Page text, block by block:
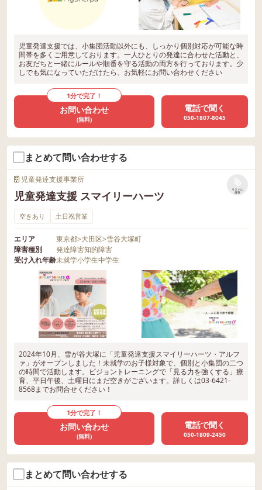
児童発達支援では、小集団活動以外にも、しっかり個別対応が可能な時
間帯を多くご用意しております。一人ひとりの発達に合わせた活動と、
お友だちと一緒にルールや順番を守る活動の両方を行っております。少
しでも気になっていただけたら、お気軽にお問い合わせください
1分で完了！
お問い合わせ
(無料)
電話で聞く
050-1807-8045
まとめて問い合わせする
児童発達支援事業所
児童発達支援 スマイリーハーツ
リストに
保存
空きあり 土日祝営業
エリア 東京都>大田区>雪谷大塚町
障害種別
発達障害知的障害
受け入れ年齢未就学小学生中学生
2024年10月、雪が谷大塚に「児童発達支援スマイリーハーツ・アルフ
ァ」がオープンしました！未就学のお子様対象で、個別と小集団の二つ
の時間で活動します。ビジョントレーニングで「見る力を強くする」療
育、平日午後、土曜日にまだ空きがございます。詳しくは03‐6421‐
8568までお問合せください！
1分で完了！
お問い合わせ
(無料)
電話で聞く
050-1809-2450
まとめて問い合わせする